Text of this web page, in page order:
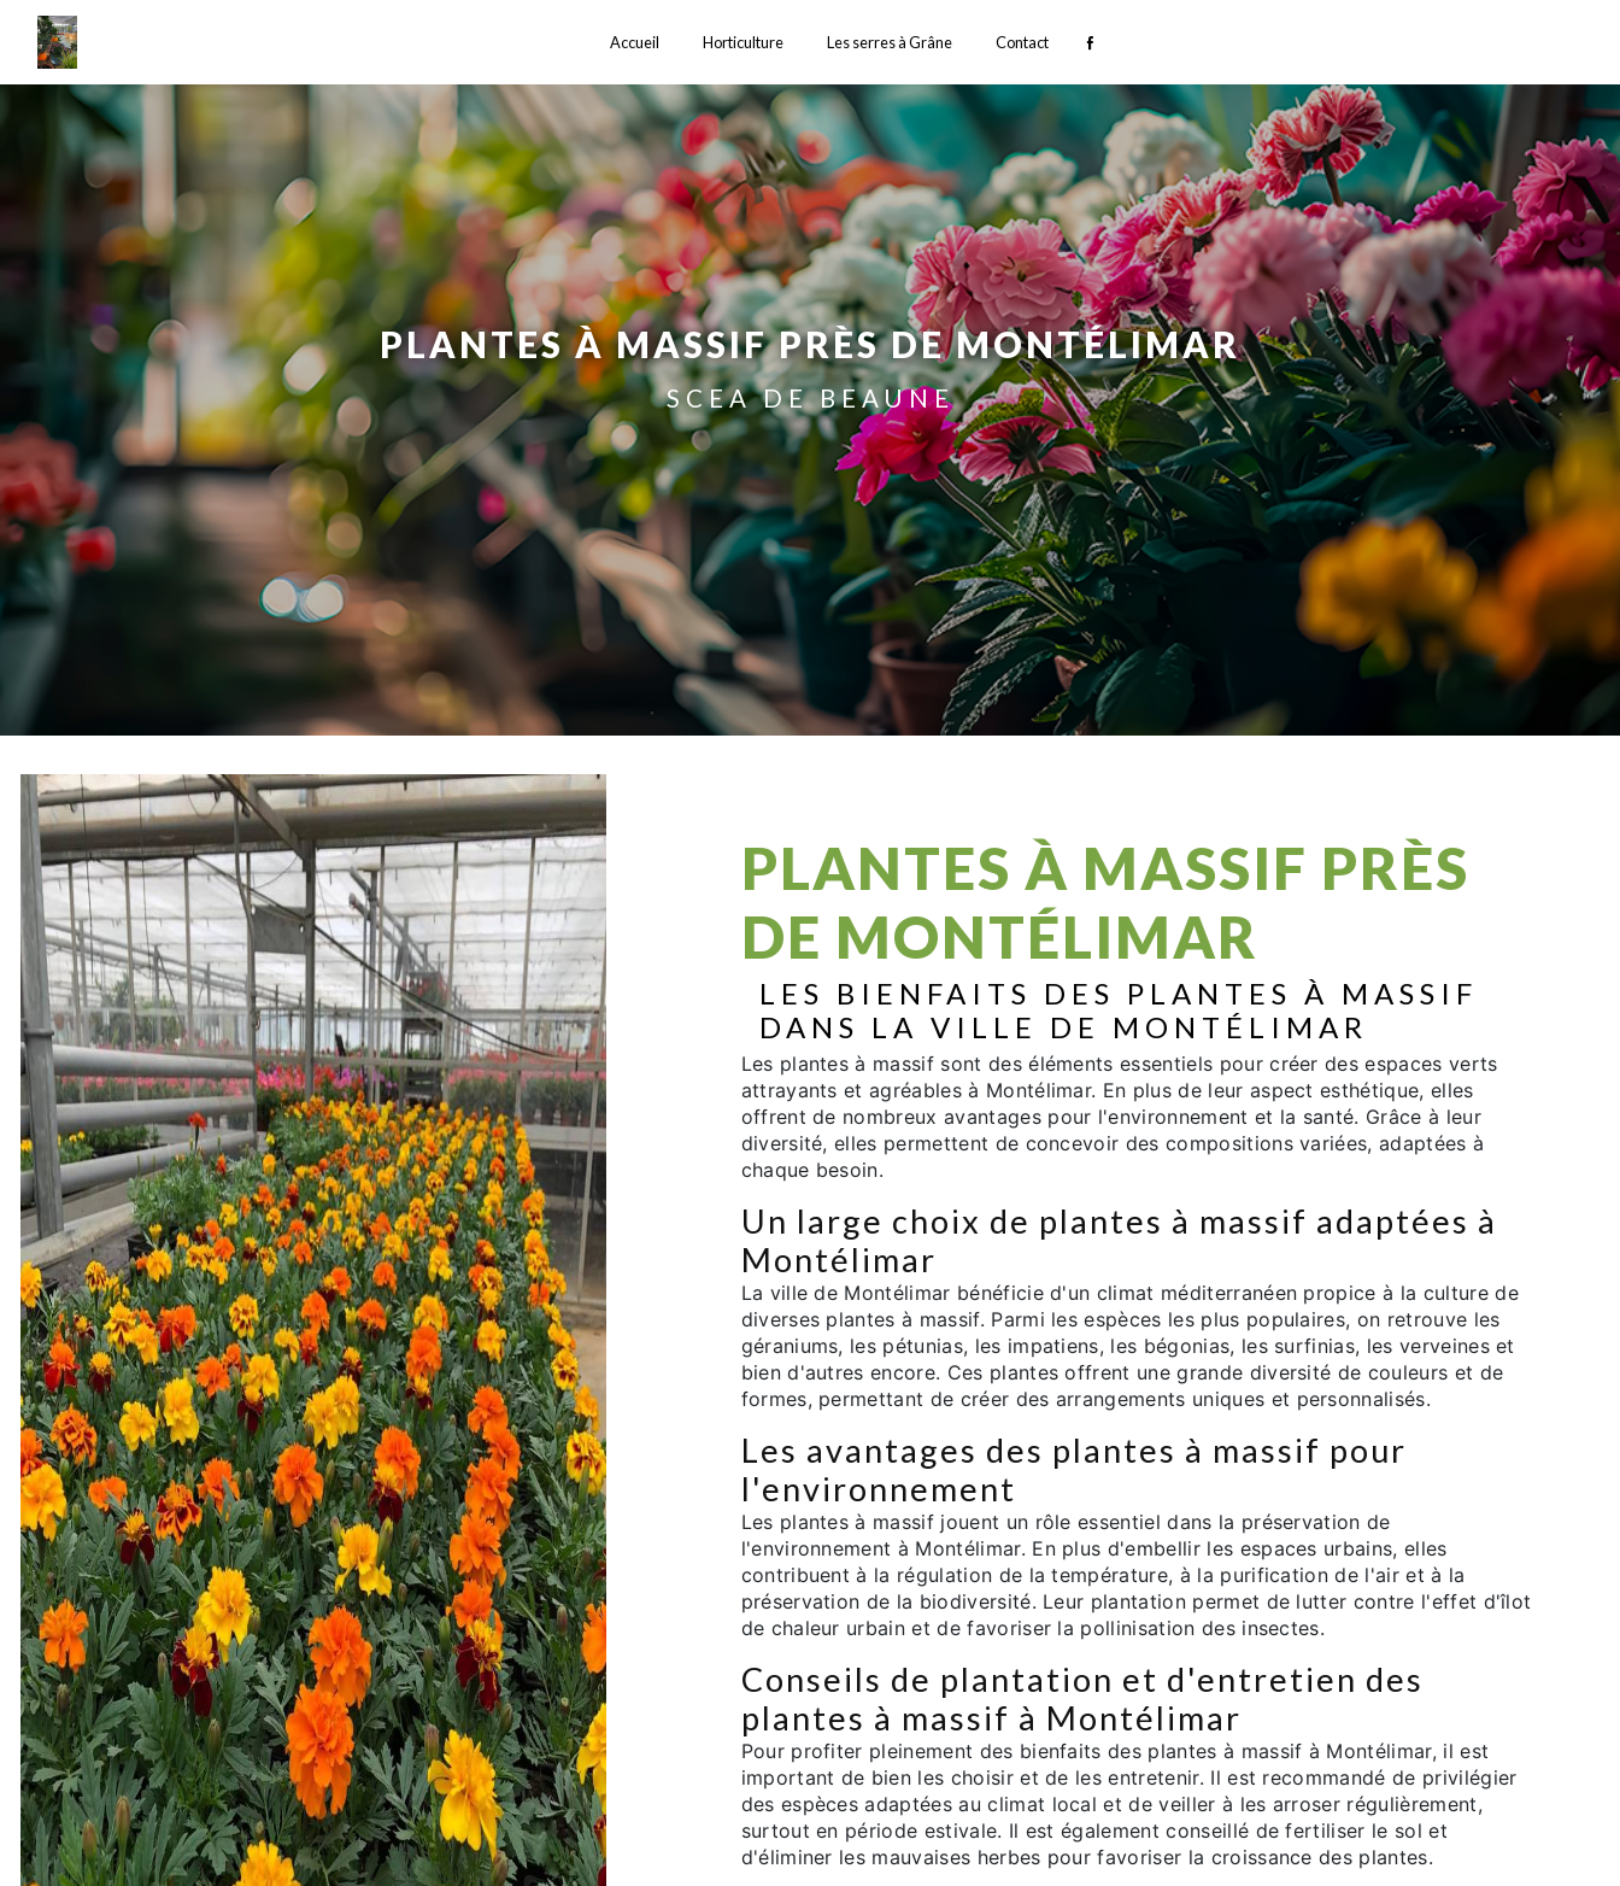
Accueil Horticulture Les serres à Grâne Contact
PLANTES À MASSIF PRÈS DE MONTÉLIMAR
SCEA DE BEAUNE
PLANTES À MASSIF PRÈS
DE MONTÉLIMAR
LES BIENFAITS DES PLANTES À MASSIF
DANS LA VILLE DE MONTÉLIMAR
Les plantes à massif sont des éléments essentiels pour créer des espaces verts
attrayants et agréables à Montélimar. En plus de leur aspect esthétique, elles
offrent de nombreux avantages pour l'environnement et la santé. Grâce à leur
diversité, elles permettent de concevoir des compositions variées, adaptées à
chaque besoin.
Un large choix de plantes à massif adaptées à
Montélimar
La ville de Montélimar bénéficie d'un climat méditerranéen propice à la culture de
diverses plantes à massif. Parmi les espèces les plus populaires, on retrouve les
géraniums, les pétunias, les impatiens, les bégonias, les surfinias, les verveines et
bien d'autres encore. Ces plantes offrent une grande diversité de couleurs et de
formes, permettant de créer des arrangements uniques et personnalisés.
Les avantages des plantes à massif pour
l'environnement
Les plantes à massif jouent un rôle essentiel dans la préservation de
l'environnement à Montélimar. En plus d'embellir les espaces urbains, elles
contribuent à la régulation de la température, à la purification de l'air et à la
préservation de la biodiversité. Leur plantation permet de lutter contre l'effet d'îlot
de chaleur urbain et de favoriser la pollinisation des insectes.
Conseils de plantation et d'entretien des
plantes à massif à Montélimar
Pour profiter pleinement des bienfaits des plantes à massif à Montélimar, il est
important de bien les choisir et de les entretenir. Il est recommandé de privilégier
des espèces adaptées au climat local et de veiller à les arroser régulièrement,
surtout en période estivale. Il est également conseillé de fertiliser le sol et
d'éliminer les mauvaises herbes pour favoriser la croissance des plantes.
Panneau de gestion des cookies